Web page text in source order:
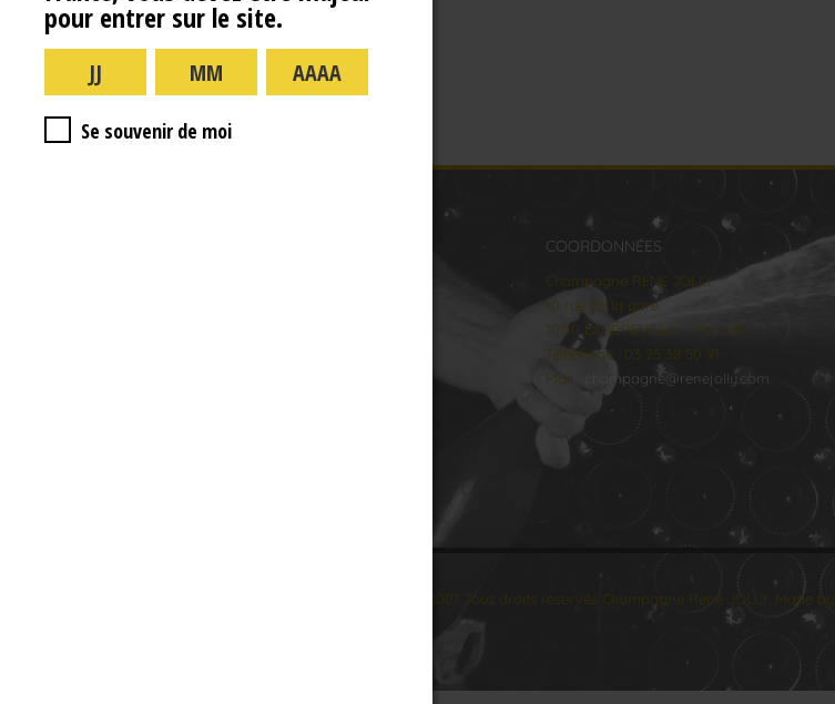
COORDONNÉES
Champagne RENE JOLLY
10 rue de la gare
10110 LANDREVILLE - FRANCE
Téléphone : 03 25 38 50 91
Mail :
champagne@renejolly.com
© 2007 Tous droits réservés Champagne René JOLLY. Made by
pour entrer sur le site.
Se souvenir de moi